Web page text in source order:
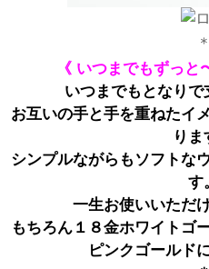
＊
《 いつまでもずっと
いつまでもとなり
お互いの手と手を重ねたイ
りま
シンプルながらもソフトな
す
一生お使いいただ
もちろん１８金ホワイトゴ
ピンクゴールド